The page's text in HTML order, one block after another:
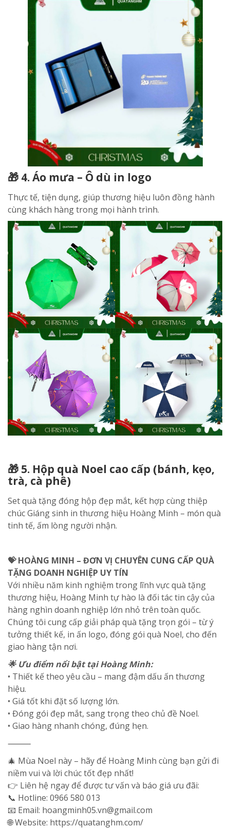
🎁 4. Áo mưa – Ô dù in logo
Thực tế, tiện dụng, giúp thương hiệu luôn đồng hành
cùng khách hàng trong mọi hành trình.
🎁 5. Hộp quà Noel cao cấp (bánh, kẹo,
trà, cà phê)
Set quà tặng đóng hộp đẹp mắt, kết hợp cùng thiệp
chúc Giáng sinh in thương hiệu Hoàng Minh – món quà
tinh tế, ấm lòng người nhận.
💝 HOÀNG MINH – ĐƠN VỊ CHUYÊN CUNG CẤP QUÀ
TẶNG DOANH NGHIỆP UY TÍN
Với nhiều năm kinh nghiệm trong lĩnh vực quà tặng
thương hiệu, Hoàng Minh tự hào là đối tác tin cậy của
hàng nghìn doanh nghiệp lớn nhỏ trên toàn quốc.
Chúng tôi cung cấp giải pháp quà tặng trọn gói – từ ý
tưởng thiết kế, in ấn logo, đóng gói quà Noel, cho đến
giao hàng tận nơi.
🌟 Ưu điểm nổi bật tại Hoàng Minh:
• Thiết kế theo yêu cầu – mang đậm dấu ấn thương
hiệu.
• Giá tốt khi đặt số lượng lớn.
• Đóng gói đẹp mắt, sang trọng theo chủ đề Noel.
• Giao hàng nhanh chóng, đúng hẹn.
⸻
🎄 Mùa Noel này – hãy để Hoàng Minh cùng bạn gửi đi
niềm vui và lời chúc tốt đẹp nhất!
👉 Liên hệ ngay để được tư vấn và báo giá ưu đãi:
📞 Hotline: 0966 580 013
📧 Email: hoangminh05.vn@gmail.com
🌐 Website: https://quatanghm.com/